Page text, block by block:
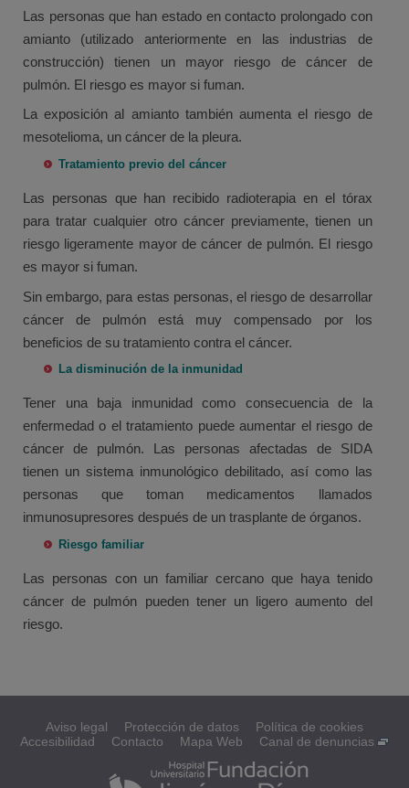
Las personas que han estado en contacto prolongado con
amianto (utilizado anteriormente en las industrias de
construcción) tienen un mayor riesgo de cáncer de
pulmón. El riesgo es mayor si fuman.
La exposición al amianto también aumenta el riesgo de
mesotelioma, un cáncer de la pleura.
Tratamiento previo del cáncer
Las personas que han recibido radioterapia en el tórax
para tratar cualquier otro cáncer previamente, tienen un
riesgo ligeramente mayor de cáncer de pulmón. El riesgo
es mayor si fuman.
Sin embargo, para estas personas, el riesgo de desarrollar
cáncer de pulmón está muy compensado ​​por los
beneficios de su tratamiento contra el cáncer.
La disminución de la inmunidad
Tener una baja inmunidad como consecuencia de la
enfermedad o el tratamiento puede aumentar el riesgo de
cáncer de pulmón. Las personas afectadas de SIDA
tienen un sistema inmunológico debilitado, así como las
personas que toman medicamentos llamados
inmunosupresores después de un trasplante de órganos.
Riesgo familiar
Las personas con un familiar cercano que haya tenido
cáncer de pulmón pueden tener un ligero aumento del
riesgo.
Aviso legal Protección de datos
Política de cookies
Accesibilidad
Contacto Mapa Web Canal de denuncias